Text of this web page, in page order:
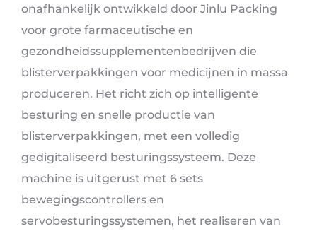
onafhankelijk ontwikkeld door Jinlu Packing
voor grote farmaceutische en
gezondheidssupplementenbedrijven die
blisterverpakkingen voor medicijnen in massa
produceren. Het richt zich op intelligente
besturing en snelle productie van
blisterverpakkingen, met een volledig
gedigitaliseerd besturingssysteem. Deze
machine is uitgerust met 6 sets
bewegingscontrollers en
servobesturingssystemen, het realiseren van